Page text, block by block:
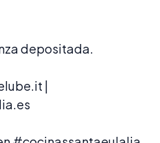
depositada.
|